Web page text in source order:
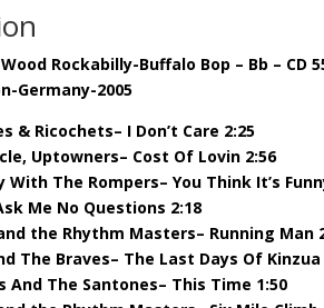
Rockabilly-Buffalo Bop – Bb – CD
Germany-2005
& Ricochets– I Don’t Care 2:25
Uptowners– Cost Of Lovin 2:56
With The Rompers– You Think It’s
Me No Questions 2:18
the Rhythm Masters– Running Man
The Braves– The Last Days Of Kinzua
And The Santones– This Time 1:50